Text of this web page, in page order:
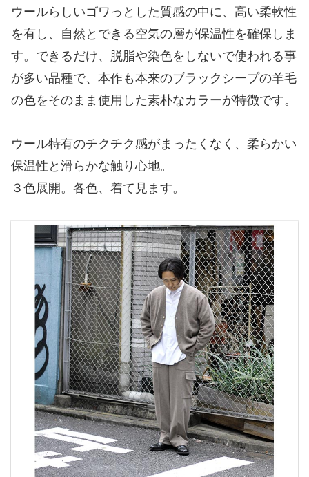
ウールらしいゴワっとした質感の中に、高い柔軟性
を有し、自然とできる空気の層が保温性を確保しま
す。できるだけ、脱脂や染色をしないで使われる事
が多い品種で、本作も本来のブラックシープの羊毛
の色をそのまま使用した素朴なカラーが特徴です。
ウール特有のチクチク感がまったくなく、柔らかい
保温性と滑らかな触り心地。
３色展開。各色、着て見ます。